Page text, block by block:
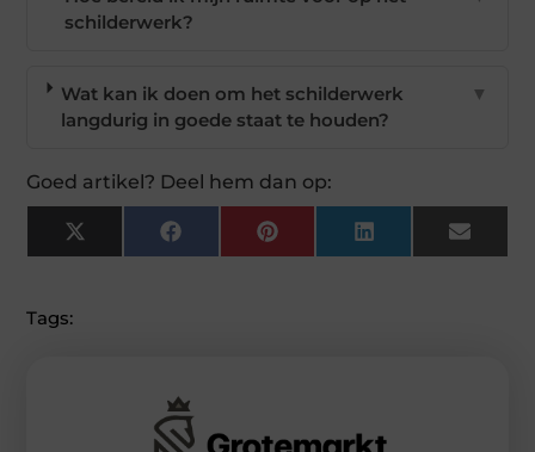
schilderwerk?
Wat kan ik doen om het schilderwerk
langdurig in goede staat te houden?
▼
Goed artikel? Deel hem dan op:
X
(Twitter)
FacebookPinterest LinkedIn Email
Tags: